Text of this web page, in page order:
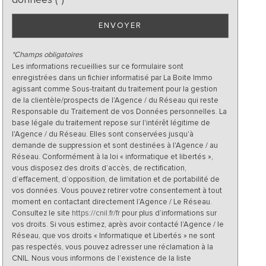
ENVOYER
*Champs obligatoires
Les informations recueillies sur ce formulaire sont
enregistrées dans un fichier informatisé par La Boite Immo
agissant comme Sous-traitant du traitement pour la gestion
de la clientèle/prospects de l'Agence / du Réseau qui reste
Responsable du Traitement de vos Données personnelles. La
base légale du traitement repose sur l'intérêt légitime de
l'Agence / du Réseau. Elles sont conservées jusqu'à
demande de suppression et sont destinées à l'Agence / au
Réseau. Conformément à la loi « informatique et libertés »,
vous disposez des droits d’accès, de rectification,
d’effacement, d’opposition, de limitation et de portabilité de
vos données. Vous pouvez retirer votre consentement à tout
moment en contactant directement l’Agence / Le Réseau.
Consultez le site https://cnil.fr/fr pour plus d’informations sur
vos droits. Si vous estimez, après avoir contacté l'Agence / le
Réseau, que vos droits « Informatique et Libertés » ne sont
pas respectés, vous pouvez adresser une réclamation à la
CNIL. Nous vous informons de l’existence de la liste